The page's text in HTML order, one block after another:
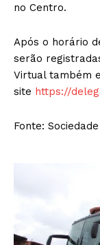
no Centro.
Após o horário
serão
Virtual também
site https://
Fonte: